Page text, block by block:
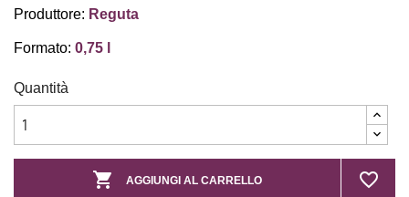
Produttore: Reguta
Formato: 0,75 l
Quantità
 AGGIUNGI AL CARRELLO favorite_border